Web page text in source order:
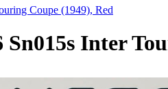
Coupe (1949), Red
Inter